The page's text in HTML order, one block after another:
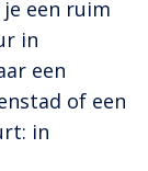
een ruim
in
een
of een
in